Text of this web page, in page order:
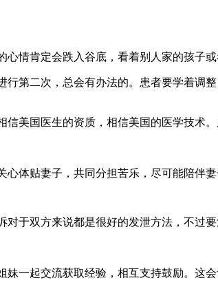
情肯定会跌入谷底，看着别人家的孩子
第二次，总会有办法的。患者要学着调
美国医生的资质，相信美国的医学技术
体贴妻子，共同分担苦乐，尽可能陪伴
于双方来说都是很好的发泄方法，不过要
一起交流获取经验，相互支持鼓励。